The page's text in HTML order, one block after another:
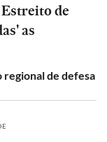
de
as
regional de defesa